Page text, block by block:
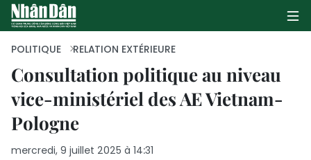
PAGE D'ACCUEIL
POLITIQUE RELATION EXTÉRIEURE
Consultation politique au niveau
vice-ministériel des AE Vietnam-
Pologne
mercredi, 9 juillet 2025 à 14:31